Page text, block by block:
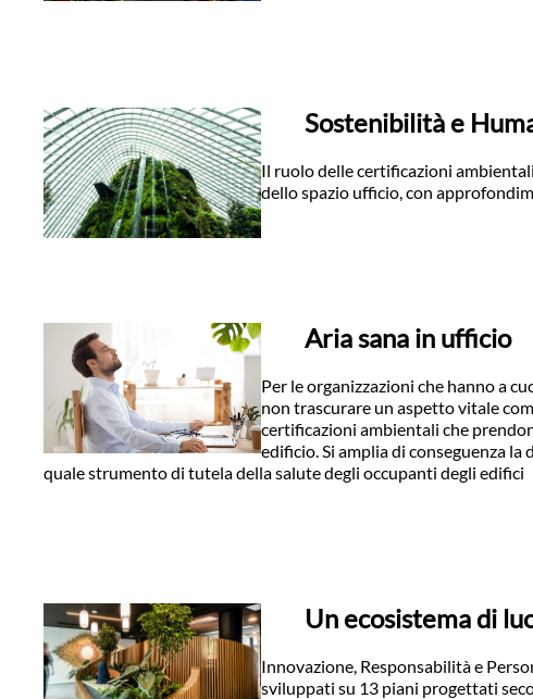
Sostenibilità e
Il ruolo delle certificazioni
dello spazio ufficio, con
Aria sana in ufficio
Per le organizzazioni che hanno a
non trascurare un aspetto vitale
certificazioni ambientali che
edificio. Si amplia di conseguenza
quale strumento di tutela della salute degli occupanti degli edifici
Un ecosistema di
Innovazione, Responsabilità e
sviluppati su 13 piani progettati